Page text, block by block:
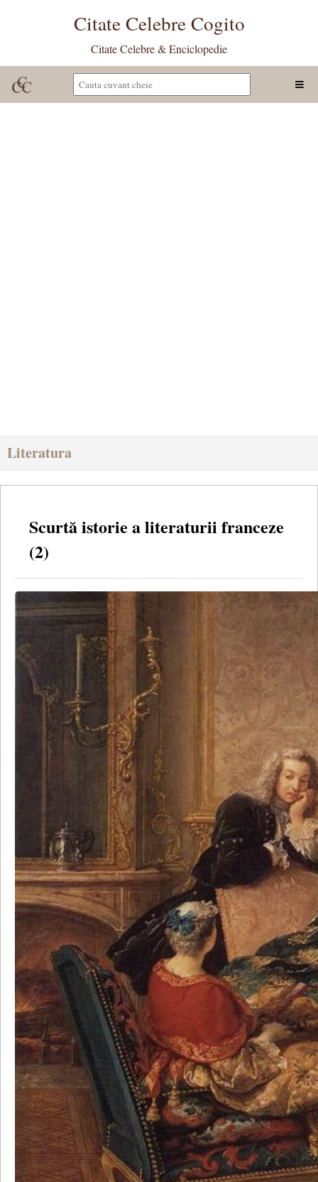
Citate Celebre Cogito
Citate Celebre & Enciclopedie
Literatura
Scurtă istorie a literaturii franceze
(2)